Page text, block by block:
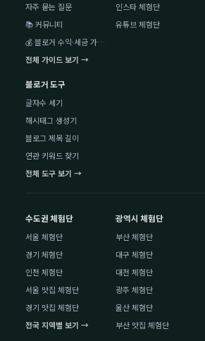
자주 묻는 질문
📚 커뮤니티
💰 블로거 수익·세금 가이드
전체 가이드 보기 →
인스타 체험단
유튜브 체험단
블로거 도구
글자수 세기
해시태그 생성기
블로그 제목 길이
연관 키워드 찾기
전체 도구 보기 →
수도권 체험단
서울 체험단
경기 체험단
인천 체험단
서울 맛집 체험단
경기 맛집 체험단
전국 지역별 보기 →
광역시 체험단
부산 체험단
대구 체험단
대전 체험단
광주 체험단
울산 체험단
부산 맛집 체험단